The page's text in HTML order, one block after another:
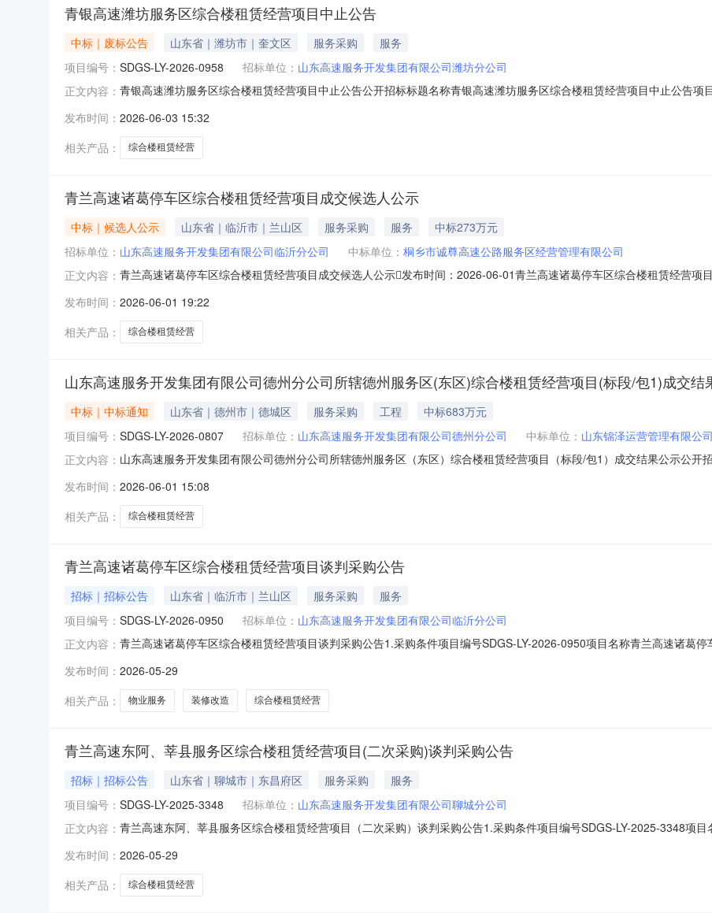
青银高速潍坊服务区综合楼租赁经营项目中止公告
中标｜废标公告 山东省｜潍坊市｜奎文区 服务采购
服务
项目编号： SDGS-LY-2026-0958 招标单位： 山东高速服务开发集团有限公司潍坊分公司
正文内容： 青银高速潍坊服务区综合楼租赁经营项目中止公告公开招标标题名称青银高速潍坊服务区综合楼租赁经营项目中止公告
划调整，本项目暂时中止，给各位供应商带来的不便敬请谅解。五、联系方式采购人：山东高速服务开发集团有限公司潍
发布时间： 2026-06-03 15:32
相关产品：
综合楼租赁经营
青兰高速诸葛停车区综合楼租赁经营项目成交候选人公示
中标｜候选人公示 山东省｜临沂市｜兰山区 服务采购 服务
中标273万元
招标单位： 山东高速服务开发集团有限公司临沂分公司 中标单位： 桐乡市诚尊高速公路服务区经营管理有限公司
正文内容： 青兰高速诸葛停车区综合楼租赁经营项目成交候选人公示发布时间：2026-06-01青兰高速诸葛停车区综合楼租赁经营项
2026-06-02，公示结束时间：2026-06-04。一、成交候选人合同段成交候选人排序成交候选人名称服务期（天）3年租
务区经营管理有限公司1095273.0091.442桐乡市银通高速公路服务区经营管理有限公司1095258.0093.903嘉兴市鼎和高
发布时间： 2026-06-01 19:22
相关产品：
综合楼租赁经营
山东高速服务开发集团有限公司德州分公司所辖德州服务区(东区)综合楼租赁经营项目(标段/包1)成交结
中标｜中标通知 山东省｜德州市｜德城区 服务采购 工程
中标683万元
项目编号： SDGS-LY-2026-0807 招标单位： 山东高速服务开发集团有限公司德州分公司 中标单位： 山东锦泽运营管理有限公司
正文内容： 山东高速服务开发集团有限公司德州分公司所辖德州服务区（东区）综合楼租赁经营项目（标段/包1）成交结果公示公开
务开发集团有限公司德州分公司所辖德州服务区（东区）综合楼租赁经营项目二、项目编号：SDGS-LY-2026-0807三、标
发布时间： 2026-06-01 15:08
相关产品：
综合楼租赁经营
青兰高速诸葛停车区综合楼租赁经营项目谈判采购公告
招标｜招标公告 山东省｜临沂市｜兰山区 服务采购
服务
项目编号： SDGS-LY-2026-0950 招标单位： 山东高速服务开发集团有限公司临沂分公司
正文内容： 青兰高速诸葛停车区综合楼租赁经营项目谈判采购公告1.采购条件项目编号SDGS-LY-2026-0950项目名称青兰高速诸葛
单信封租赁期限3年，装修改造试运营期15日历日资金来源及出资比例其他2.项目概况与采购范围2.1项目概况诸葛停车区
积1475
发布时间： 2026-05-29
相关产品：
物业服务 装修改造 综合楼租赁经营
青兰高速东阿、莘县服务区综合楼租赁经营项目(二次采购)谈判采购公告
招标｜招标公告 山东省｜聊城市｜东昌府区 服务采购
服务
项目编号： SDGS-LY-2025-3348 招标单位： 山东高速服务开发集团有限公司聊城分公司
正文内容： 青兰高速东阿、莘县服务区综合楼租赁经营项目（二次采购）谈判采购公告1.采购条件项目编号SDGS-LY-2025-3348项
最高价格法资格审查方法合格制报价形式单信封租赁期限3年，装修改造试运营期15日资金来源及出资比例其他2.项目概
公路K447+85
发布时间： 2026-05-29
相关产品：
综合楼租赁经营